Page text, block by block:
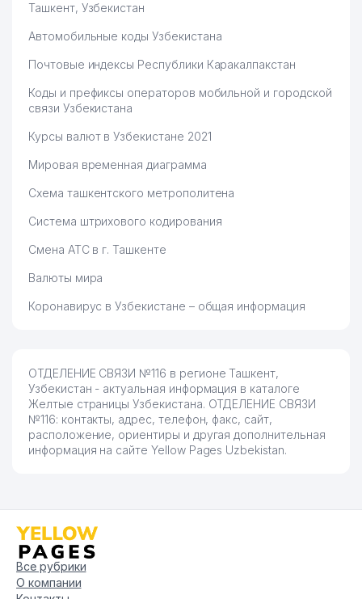
Ташкент, Узбекистан
Автомобильные коды Узбекистана
Почтовые индексы Республики Каракалпакстан
Коды и префиксы операторов мобильной и городской
связи Узбекистана
Курсы валют в Узбекистане 2021
Мировая временная диаграмма
Схема ташкентского метрополитена
Система штрихового кодирования
Смена АТС в г. Ташкенте
Валюты мира
Коронавирус в Узбекистане – общая информация
ОТДЕЛЕНИЕ СВЯЗИ №116 в регионе Ташкент,
Узбекистан - актуальная информация в каталоге
Желтые страницы Узбекистана. ОТДЕЛЕНИЕ СВЯЗИ
№116: контакты, адрес, телефон, факс, сайт,
расположение, ориентиры и другая дополнительная
информация на сайте Yellow Pages Uzbekistan.
Все рубрики
О компании